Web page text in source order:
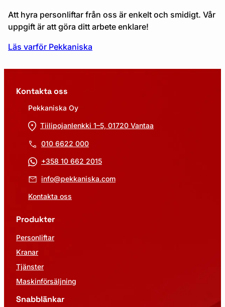
Att hyra personliftar från oss är enkelt och smidigt. Vår
uppgift är att göra ditt arbete enklare!
Läs varför Pekkaniska
Kontakta oss
Pekkaniska Oy
Tiilipojanlenkki 1–5, 01720 Vantaa
010 6622 000
+358 10 662 2015
info@pekkaniska.com
Kontakta oss
Produkter
Personliftar
Kranar
Tjänster
Maskinförsäljning
Snabblänkar